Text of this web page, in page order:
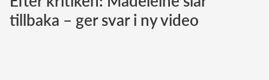
Norska kungahuset
tillbaka – ger svar i ny video